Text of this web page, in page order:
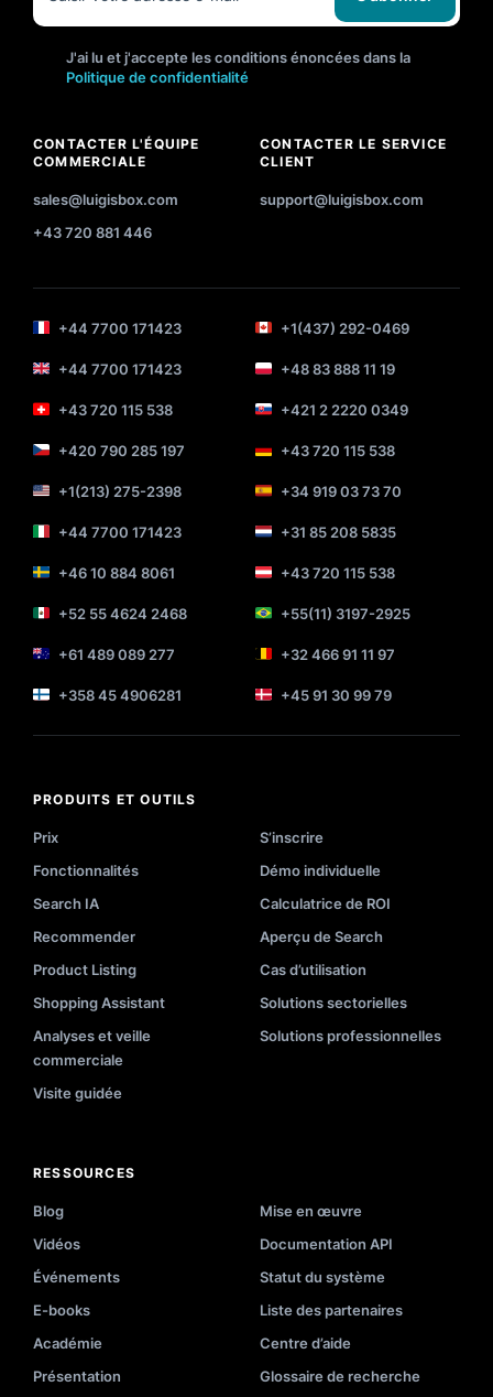
J'ai lu et j'accepte les conditions énoncées dans la
Politique de confidentialité
CONTACTER L'ÉQUIPE
COMMERCIALE
sales@luigisbox.com
+43 720 881 446
CONTACTER LE SERVICE
CLIENT
support@luigisbox.com
+44 7700 171423 +1(437) 292-0469
+44 7700 171423 +48 83 888 11 19
+43 720 115 538 +421 2 2220 0349
+420 790 285 197 +43 720 115 538
+1(213) 275-2398 +34 919 03 73 70
+44 7700 171423 +31 85 208 5835
+46 10 884 8061 +43 720 115 538
+52 55 4624 2468 +55(11) 3197-2925
+61 489 089 277 +32 466 91 11 97
+358 45 4906281 +45 91 30 99 79
PRODUITS ET OUTILS
Prix
S’inscrire
Fonctionnalités
Démo individuelle
Search IA
Calculatrice de ROI
Recommender
Aperçu de Search
Product Listing
Cas d’utilisation
Shopping Assistant
Solutions sectorielles
Analyses et veille
commerciale
Solutions professionnelles
Visite guidée
RESSOURCES
Blog
Mise en œuvre
Vidéos
Documentation API
Événements
Statut du système
E-books
Liste des partenaires
Académie
Centre d’aide
Présentation
Glossaire de recherche